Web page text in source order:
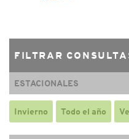
FILTRAR
ESTACIONALES
Invierno Todo el año